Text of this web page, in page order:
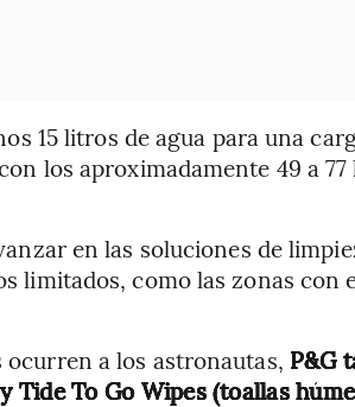
15 litros de agua para una
los aproximadamente 49 a
en las soluciones de
limitados, como las zonas con
ocurren a los astronautas, P&G
Tide To Go Wipes (toallas